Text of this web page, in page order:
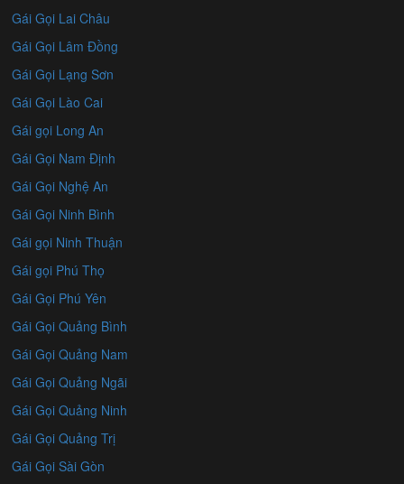
Gái Gọi Lai Châu
Gái Gọi Lâm Đồng
Gái Gọi Lạng Sơn
Gái Gọi Lào Cai
Gái gọi Long An
Gái Gọi Nam Định
Gái Gọi Nghệ An
Gái Gọi Ninh Bình
Gái gọi Ninh Thuận
Gái gọi Phú Thọ
Gái Gọi Phú Yên
Gái Gọi Quảng Bình
Gái Gọi Quảng Nam
Gái Gọi Quảng Ngãi
Gái Gọi Quảng Ninh
Gái Gọi Quảng Trị
Gái Gọi Sài Gòn